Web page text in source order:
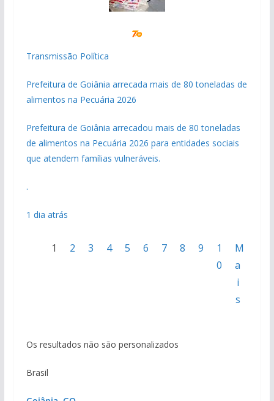
Transmissão Política
Prefeitura de Goiânia arrecada mais de 80 toneladas de
alimentos na Pecuária 2026
Prefeitura de Goiânia arrecadou mais de 80 toneladas
de alimentos na Pecuária 2026 para entidades sociais
que atendem famílias vulneráveis.
.
1 dia atrás
1 2 3 4 5 6 7 8 9
1
0
M
a
i
s
Os resultados não são personalizados
Brasil